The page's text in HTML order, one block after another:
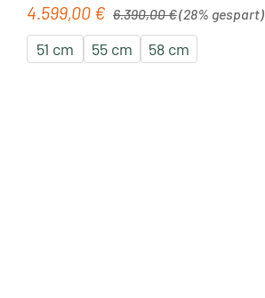
Verkaufspreis:
4.599,00 € 6.390,00 €(28% gespart)
51 cm 55 cm 58 cm